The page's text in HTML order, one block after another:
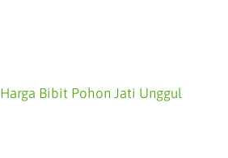
Harga Bibit Pohon Jati Unggul